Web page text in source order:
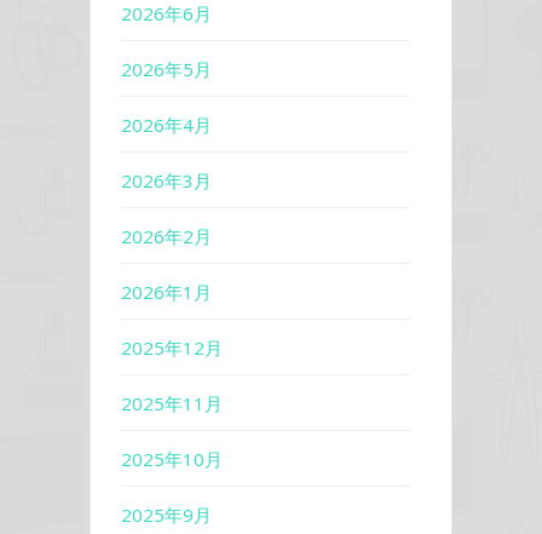
2026年6月
2026年5月
2026年4月
2026年3月
2026年2月
2026年1月
2025年12月
2025年11月
2025年10月
2025年9月